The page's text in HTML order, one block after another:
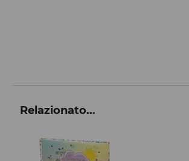
Relazionato...